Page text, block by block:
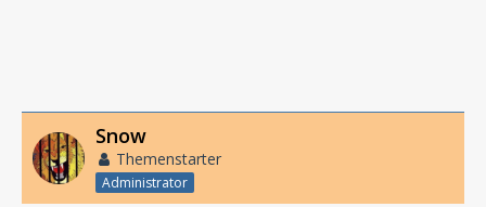
Snow
Themenstarter
Administrator